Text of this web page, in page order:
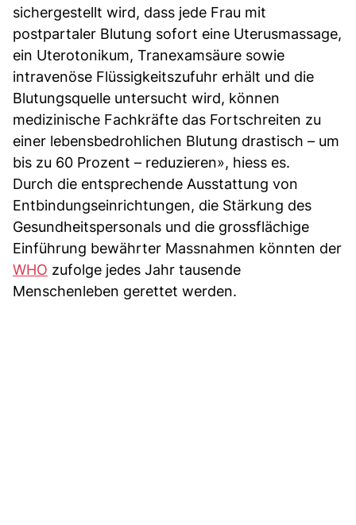
sichergestellt wird, dass jede Frau mit
postpartaler Blutung sofort eine Uterusmassage,
ein Uterotonikum, Tranexamsäure sowie
intravenöse Flüssigkeitszufuhr erhält und die
Blutungsquelle untersucht wird, können
medizinische Fachkräfte das Fortschreiten zu
einer lebensbedrohlichen Blutung drastisch – um
bis zu 60 Prozent – reduzieren», hiess es.
Durch die entsprechende Ausstattung von
Entbindungseinrichtungen, die Stärkung des
Gesundheitspersonals und die grossflächige
Einführung bewährter Massnahmen könnten der
WHO zufolge jedes Jahr tausende
Menschenleben gerettet werden.